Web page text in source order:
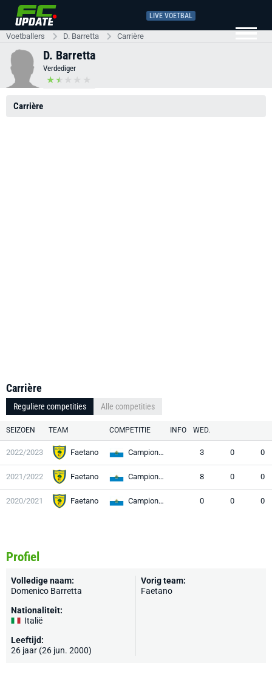
LIVE VOETBAL
Voetballers D. Barretta Carrière
D. Barretta
Verdediger
Carrière
Carrière
Reguliere competities Alle competities
SEIZOEN TEAM COMPETITIE INFO WED.
2022/2023 Faetano Campionato 3 0 0
2021/2022 Faetano Campionato 8 0 0
2020/2021 Faetano Campionato 0 0 0
Profiel
Volledige naam:
Domenico Barretta
Nationaliteit:
Italië
Leeftijd:
26 jaar (26 jun. 2000)
Vorig team:
Faetano